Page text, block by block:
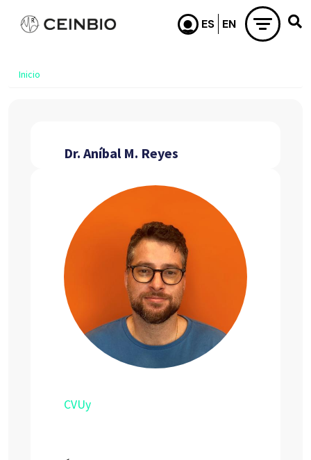
Pasar al contenido principal
Inicio
Dr. Aníbal M. Reyes
CVUy